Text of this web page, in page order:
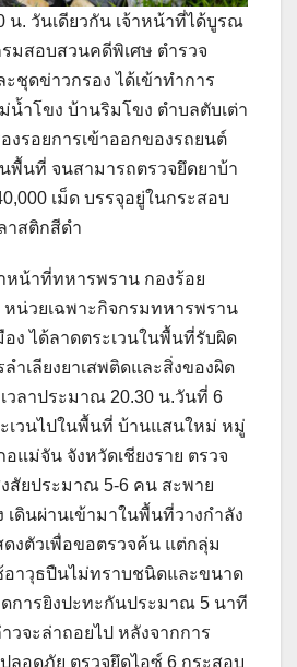
น. วันเดียวกัน เจ้าหน้าที่ได้บูรณ
มสอบสวนคดีพิเศษ ตำรวจ
ชุดข่าวกรอง ได้เข้าทำการ
ำโขง บ้านริมโขง ตำบลตับเต่า
งรอยการเข้าออกของรถยนต์
พื้นที่ จนสามารถตรวจยึดยาบ้า
เม็ด บรรจุอยู่ในกระสอบ
าสติกสีดำ
หน้าที่ทหารพราน กองร้อย
น่วยเฉพาะกิจกรมทหารพราน
อง ได้ลาดตระเวนในพื้นที่รับผิด
ำเลียงยาเสพติดและสิ่งของผิด
วลาประมาณ 20.30 น.วันที่ 6
เวนไปในพื้นที่ บ้านแสนใหม่ หมู่
อแม่จัน จังหวัดเชียงราย ตรวจ
สัยประมาณ 5-6 คน สะพาย
เดินผ่านเข้ามาในพื้นที่วางกำลัง
งตัวเพื่อขอตรวจค้น แต่กลุ่ม
อาวุธปืนไม่ทราบชนิดและขนาด
ดการยิงปะทะกันประมาณ 5 นาที
จะล่าถอยไป หลังจากการ
ลอดภัย ตรวจยึดไอซ์ 6 กระสอบ